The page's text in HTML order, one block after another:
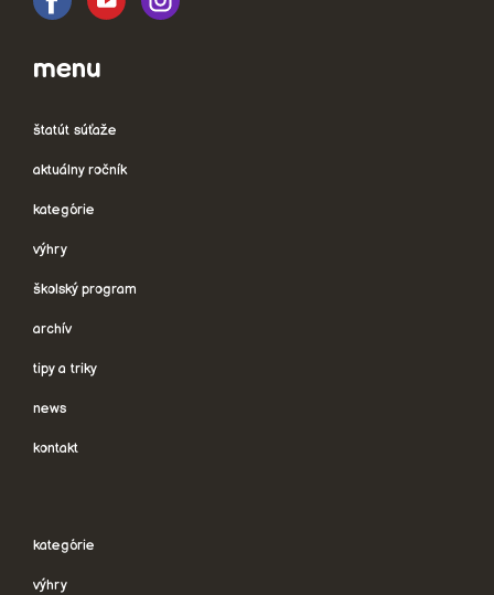
menu
štatút súťaže
aktuálny ročník
kategórie
výhry
školský program
archív
tipy a triky
news
kontakt
kategórie
výhry